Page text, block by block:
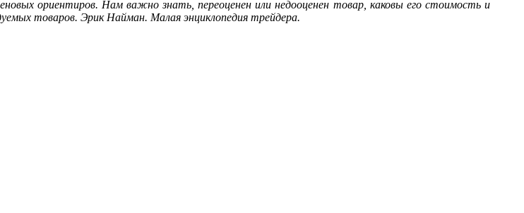
ориентиров. Нам важно знать, переоценен или недооценен товар, каковы его стоимость и
товаров. Эрик Найман. Малая энциклопедия трейдера.